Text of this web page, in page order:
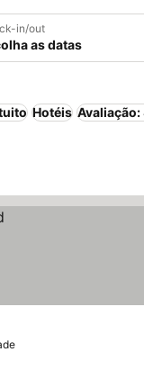
in/out
as datas
Hotéis